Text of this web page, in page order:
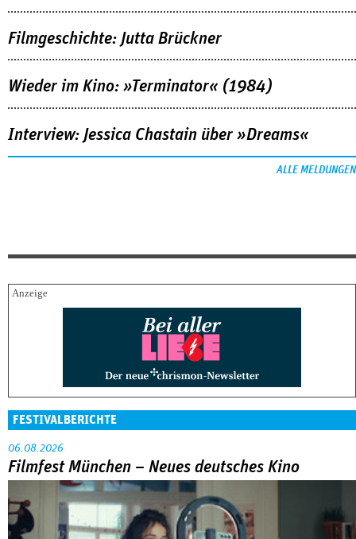
Filmgeschichte: Jutta Brückner
Wieder im Kino: »Terminator« (1984)
Interview: Jessica Chastain über »Dreams«
ALLE MELDUNGEN
FESTIVALBERICHTE
06.08.2026
Filmfest München – Neues deutsches Kino